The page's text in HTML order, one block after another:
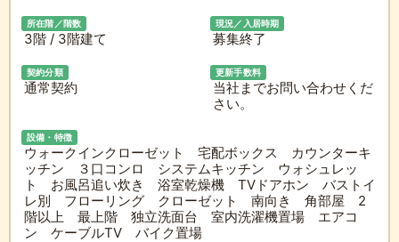
所在階／階数
3階 / 3階建て
現況／入居時期
募集終了
契約分類
通常契約
更新手数料
当社までお問い合わせくだ
さい。
設備・特徴
ウォークインクローゼット 宅配ボックス カウンターキ
ッチン ３口コンロ システムキッチン ウォシュレッ
ト お風呂追い炊き 浴室乾燥機 TVドアホン バストイ
レ別 フローリング クローゼット 南向き 角部屋 2
階以上 最上階 独立洗面台 室内洗濯機置場 エアコ
ン ケーブルTV バイク置場